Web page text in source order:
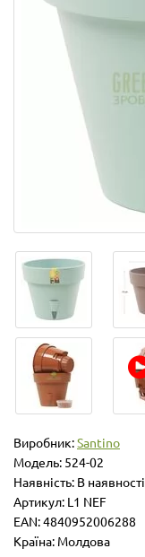
Виробник:Santino
Модель: 524-02
Наявність: В наявності
Артикул: L1 NEF
EAN: 4840952006288
Країна: Молдова